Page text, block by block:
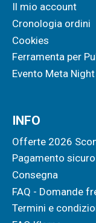
Il mio account
Cronologia ordini
Cookies
Ferramenta per
Evento Meta
INFO
Offerte 2026
Pagamento sicuro
Consegna
FAQ - Domande
Termini e